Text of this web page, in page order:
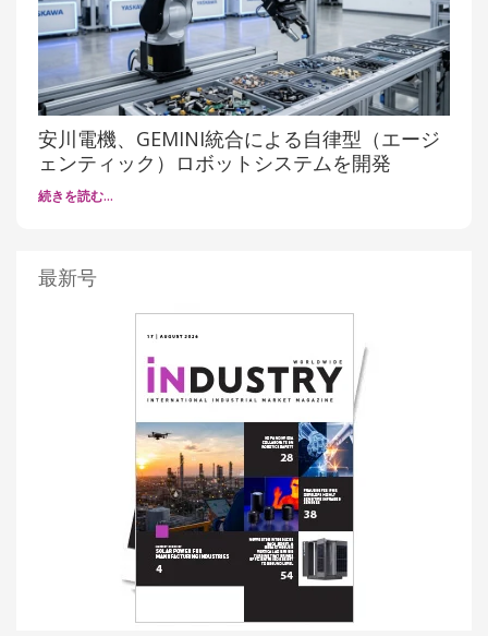
安川電機、GEMINI統合による自律型（エージ
ェンティック）ロボットシステムを開発
続きを読む…
最新号